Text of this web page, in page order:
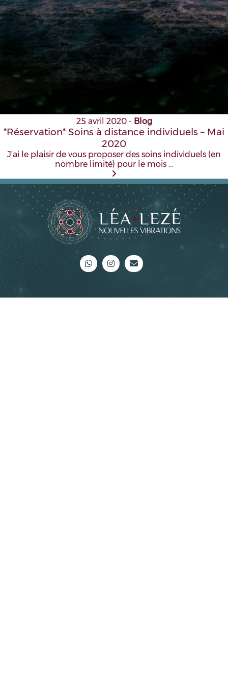
25 avril 2020- Blog
*Réservation* Soins à distance individuels – Mai
2020
J’ai le plaisir de vous proposer des soins individuels (en
nombre limité) pour le mois …